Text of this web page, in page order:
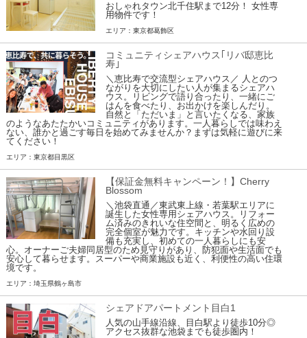
おしゃれタウン北千住駅まで12分！ 女性専
用物件です！
エリア：東京都葛飾区
コミュニティシェアハウス｢リバ邸恵比
寿｣
＼恵比寿で交流型シェアハウス／ 人とのつ
ながりを大切にしたい人が集まるシェアハ
ウス。リビングで語り合ったり、一緒にご
はんを食べたり、お出かけを楽しんだり。
自然と「ただいま」と言いたくなる、家族
のようなあたたかいコミュニティがあります。一人暮らしでは味わえ
ない、誰かと過ごす毎日を始めてみませんか？まずは気軽に遊びに来
てください！
エリア：東京都目黒区
【保証金無料キャンペーン！】Cherry
Blossom
＼池袋直通／東武東上線・若葉駅エリアに
誕生した女性専用シェアハウス。リフォー
ム済みのきれいな住空間と、明るく広めの
完全個室が魅力です。キッチンや水回り設
備も充実し、初めての一人暮らしにも安
心。オーナーご夫婦同居型のため見守りがあり、防犯面や生活面でも
安心して暮らせます。スーパーや商業施設も近く、利便性の高い住環
境です。
エリア：埼玉県鶴ヶ島市
シェアドアパートメント目白1
人気の山手線沿線、目白駅より徒歩10分◎
アクセス抜群な池袋までも徒歩圏内！